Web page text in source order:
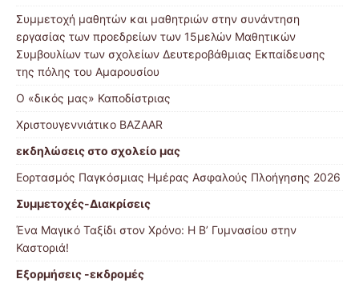
Συμμετοχή μαθητών και μαθητριών στην συνάντηση
εργασίας των προεδρείων των 15μελών Μαθητικών
Συμβουλίων των σχολείων Δευτεροβάθμιας Εκπαίδευσης
της πόλης του Αμαρουσίου
Ο «δικός μας» Καποδίστριας
Χριστουγεννιάτικο BAZAAR
εκδηλώσεις στο σχολείο μας
Εορτασμός Παγκόσμιας Ημέρας Ασφαλούς Πλοήγησης 2026
Συμμετοχές-Διακρίσεις
Ένα Μαγικό Ταξίδι στον Χρόνο: Η Β’ Γυμνασίου στην
Καστοριά!
Εξορμήσεις -εκδρομές